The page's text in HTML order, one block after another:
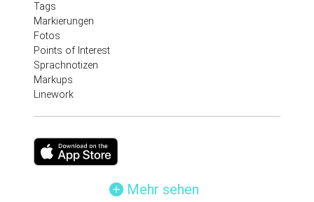
Tags
Markierungen
Fotos
Points of Interest
Sprachnotizen
Markups
Linework
Mehr sehen